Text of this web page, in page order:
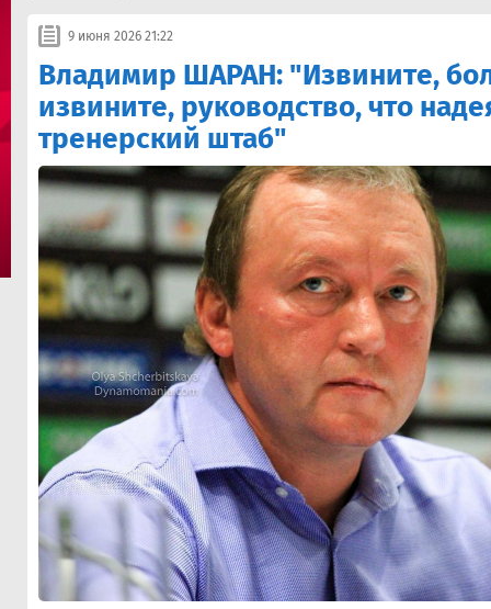
9 июня 2026 21:22
Владимир ШАРАН: "Извините,
извините, руководство, что
тренерский штаб"